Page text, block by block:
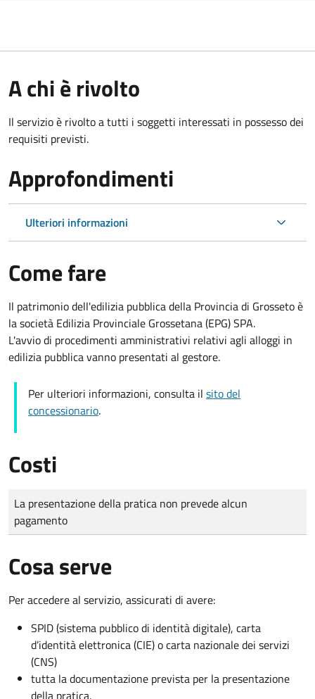
A chi è rivolto
Il servizio è rivolto a tutti i soggetti interessati in possesso dei
requisiti previsti.
Approfondimenti
Ulteriori informazioni
Come fare
Il patrimonio dell'edilizia pubblica della Provincia di Grosseto è
la società Edilizia Provinciale Grossetana (EPG) SPA.
L'avvio di procedimenti amministrativi relativi agli alloggi in
edilizia pubblica vanno presentati al gestore.
Per ulteriori informazioni, consulta il sito del
concessionario.
Costi
Tipo di pagamento
Importo
La presentazione della pratica non prevede alcun
pagamento
Cosa serve
Per accedere al servizio, assicurati di avere:
SPID (sistema pubblico di identità digitale), carta
d’identità elettronica (CIE) o carta nazionale dei servizi
(CNS)
tutta la documentazione prevista per la presentazione
della pratica.